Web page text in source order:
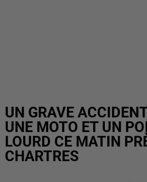
UN GRAVE
UNE MOTO ET UN
LOURD CE MATIN
CHARTRES